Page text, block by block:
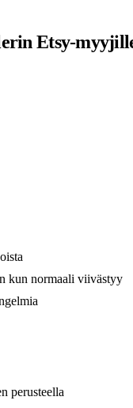
Etsy-
kun normaali viivästyy
perusteella